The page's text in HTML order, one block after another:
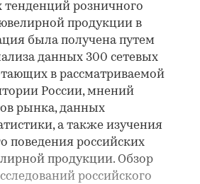
тенденций розничного
продукции в
была получена путем
данных 300 сетевых
в рассматриваемой
России, мнений
рынка, данных
а также изучения
поведения российских
продукции. Обзор
российского